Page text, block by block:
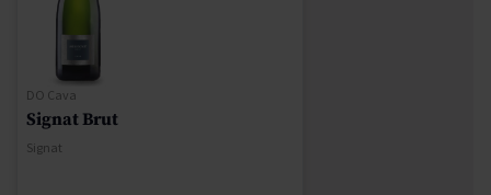
DO Cava
Signat Brut
Signat